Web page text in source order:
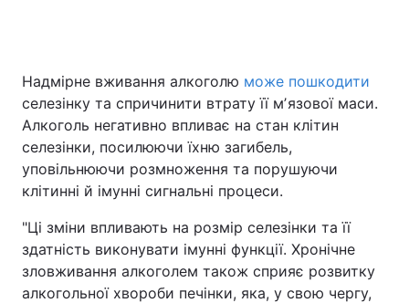
Надмірне вживання алкоголю може пошкодити
селезінку та спричинити втрату її мʼязової маси.
Алкоголь негативно впливає на стан клітин
селезінки, посилюючи їхню загибель,
уповільнюючи розмноження та порушуючи
клітинні й імунні сигнальні процеси.
"Ці зміни впливають на розмір селезінки та її
здатність виконувати імунні функції. Хронічне
зловживання алкоголем також сприяє розвитку
алкогольної хвороби печінки, яка, у свою чергу,